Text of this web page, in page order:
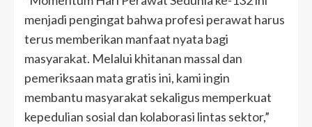
menjadi pengingat bahwa profesi perawat harus
terus memberikan manfaat nyata bagi
masyarakat. Melalui khitanan massal dan
pemeriksaan mata gratis ini, kami ingin
membantu masyarakat sekaligus memperkuat
kepedulian sosial dan kolaborasi lintas sektor,”